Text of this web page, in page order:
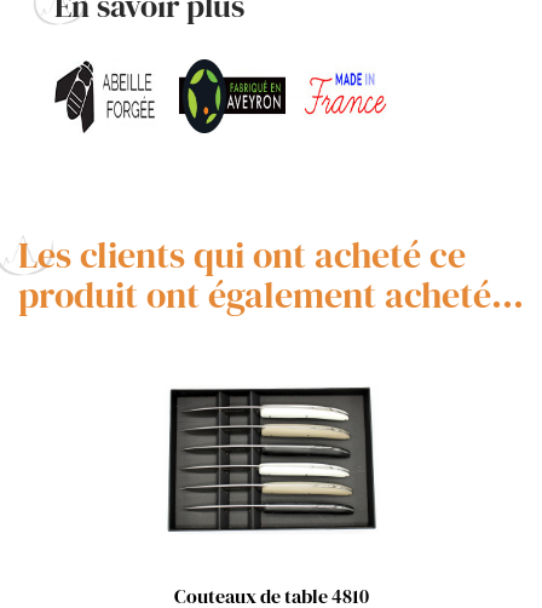
Les clients qui ont acheté ce
produit ont également acheté...
Aperçu rapide
Couteaux de table 4810